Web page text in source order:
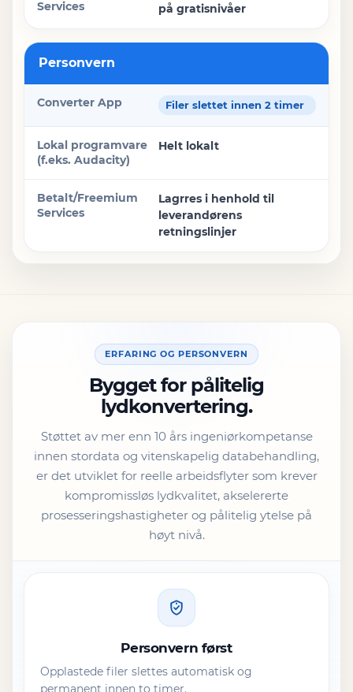
på gratisnivåer
Personvern
Filer slettet innen 2 timer
Helt lokalt
Lagrres i henhold til
leverandørens
retningslinjer
ERFARING OG PERSONVERN
Bygget for pålitelig
lydkonvertering.
Støttet av mer enn 10 års ingeniørkompetanse
innen stordata og vitenskapelig databehandling,
er det utviklet for reelle arbeidsflyter som krever
kompromissløs lydkvalitet, akselererte
prosesseringshastigheter og pålitelig ytelse på
høyt nivå.
Personvern først
Opplastede filer slettes automatisk og
permanent innen to timer.